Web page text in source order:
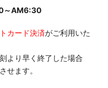
～AM6:30
カード決済がご利用いた
より早く終了した場合
せます。